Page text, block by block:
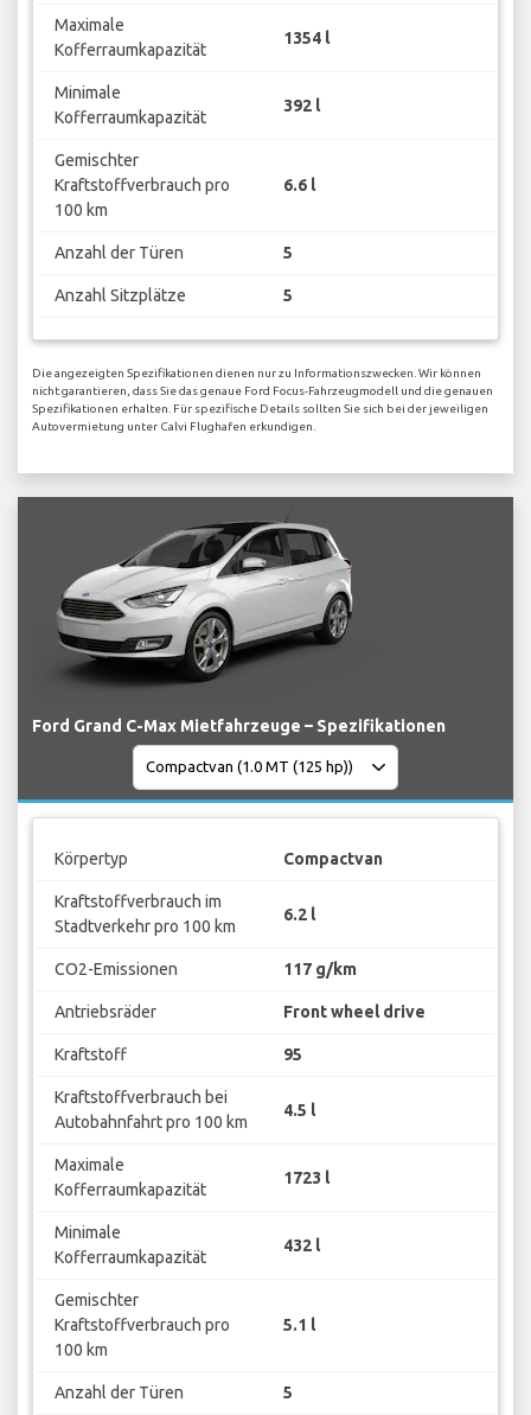
Maximale
Kofferraumkapazität
1354 l
Minimale
Kofferraumkapazität
392 l
Gemischter
Kraftstoffverbrauch pro
100 km
6.6 l
Anzahl der Türen 5
Anzahl Sitzplätze 5
Die angezeigten Spezifikationen dienen nur zu Informationszwecken. Wir können
nicht garantieren, dass Sie das genaue Ford Focus-Fahrzeugmodell und die genauen
Spezifikationen erhalten. Für spezifische Details sollten Sie sich bei der jeweiligen
Autovermietung unter Calvi Flughafen erkundigen.
Ford Grand C-Max Mietfahrzeuge – Spezifikationen
Körpertyp Compactvan
Kraftstoffverbrauch im
Stadtverkehr pro 100 km
6.2 l
CO2-Emissionen 117 g/km
Antriebsräder Front wheel drive
Kraftstoff 95
Kraftstoffverbrauch bei
Autobahnfahrt pro 100 km
4.5 l
Maximale
Kofferraumkapazität
1723 l
Minimale
Kofferraumkapazität
432 l
Gemischter
Kraftstoffverbrauch pro
100 km
5.1 l
Anzahl der Türen 5